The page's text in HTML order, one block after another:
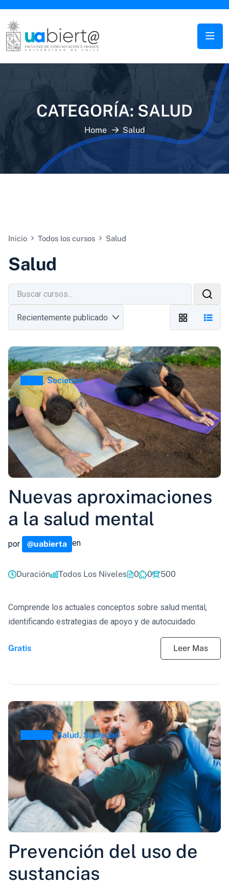
CATEGORÍA: SALUD
Home Salud
Inicio Todos los cursos Salud
Salud
Nuevas aproximaciones
a la salud mental
por @uabierta en
,Sociedad
Duración Todos Los Niveles 0 0 500
Comprende los actuales conceptos sobre salud mental,
identificando estrategias de apoyo y de autocuidado.
Gratis Leer Mas
Prevención del uso de
sustancias
,Salud, Sociedad